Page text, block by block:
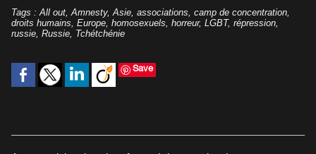
Tags :All out,Amnesty,Asie, associations, camp de concentration,
droits humains, Europe, homosexuels, horreur, LGBT, répression,
russie, Russie, Tchétchénie
Save